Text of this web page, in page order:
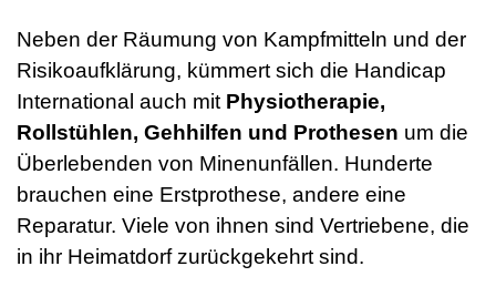
Neben der Räumung von Kampfmitteln und der
Risikoaufklärung, kümmert sich die Handicap
International auch mit Physiotherapie,
Rollstühlen, Gehhilfen und Prothesen um die
Überlebenden von Minenunfällen. Hunderte
brauchen eine Erstprothese, andere eine
Reparatur. Viele von ihnen sind Vertriebene, die
in ihr Heimatdorf zurückgekehrt sind.